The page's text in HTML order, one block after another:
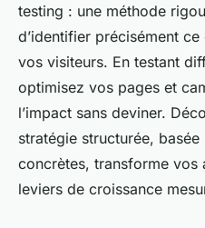
testing : une méthode
d’identifier précisément
vos visiteurs. En testant
optimisez vos pages et
l’impact sans deviner.
stratégie structurée,
concrètes, transforme vos
leviers de croissance